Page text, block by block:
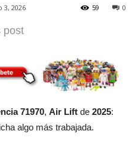
3, 2026 0
59
post
71970, Air Lift de 2025:
algo más trabajada.